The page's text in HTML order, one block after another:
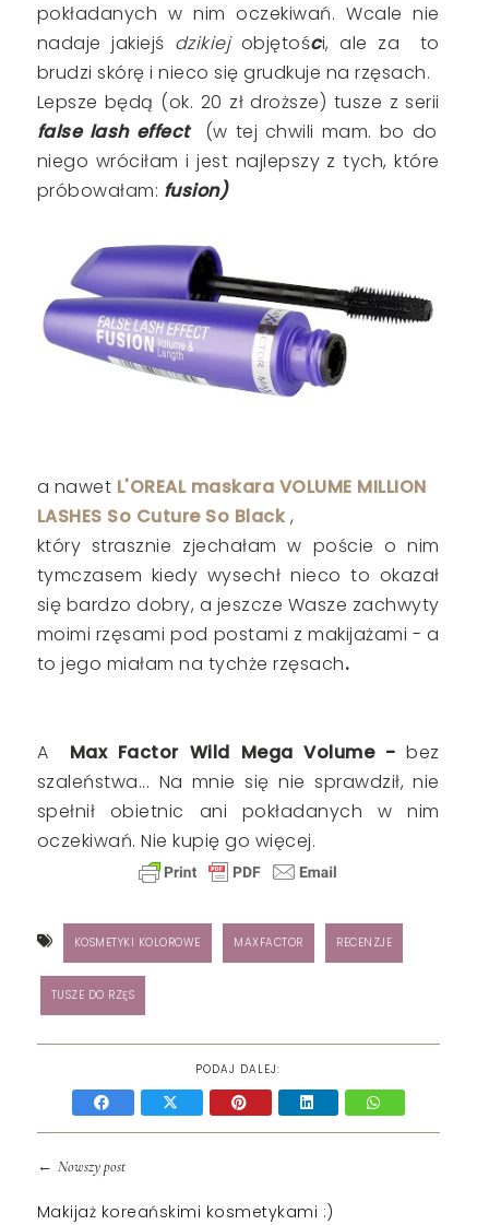
pokładanych w nim oczekiwań. Wcale nie
nadaje jakiejś dzikiejobjętości, ale za to
brudzi skórę i nieco się grudkuje na rzęsach.
Lepsze będą (ok. 20 zł droższe) tusze z serii
false lash effect(w tej chwili mam. bo do
niego wróciłam i jest najlepszy z tych, które
próbowałam: fusion)
a nawet L'OREAL maskara VOLUME MILLION
LASHES So Cuture So Black,
który strasznie zjechałam w poście o nim
tymczasem kiedy wysechł nieco to okazał
się bardzo dobry, a jeszcze Wasze zachwyty
moimi rzęsami pod postami z makijażami - a
to jego miałam na tychże rzęsach.
A Max Factor Wild Mega Volume -bez
szaleństwa... Na mnie się nie sprawdził, nie
spełnił obietnic ani pokładanych w nim
oczekiwań. Nie kupię go więcej.
KOSMETYKI KOLOROWE MAXFACTOR RECENZJE
TUSZE DO RZĘS
PODAJ DALEJ:
← Nowszy post
Makijaż koreańskimi kosmetykami :)